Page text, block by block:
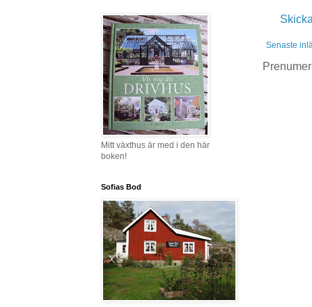
Senaste
Mitt växthus är med i den här
boken!
Sofias Bod